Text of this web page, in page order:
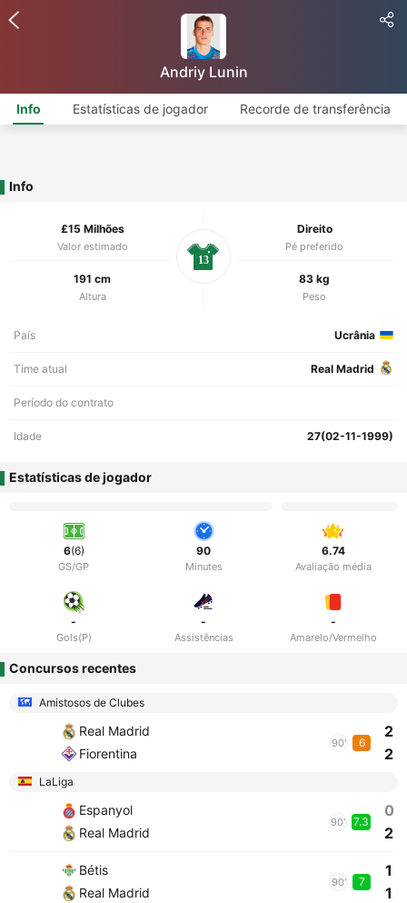
Andriy Lunin
Info Estatísticas de jogador Recorde de transferência
Info
£15 Milhões
Valor estimado
Direito
Pé preferido
191 cm
Altura
83 kg
Peso
13
País Ucrânia
Time atual Real Madrid
Período do contrato
Idade 27(02-11-1999)
Estatísticas de jogador
6(6)
GS/GP
90
Minutes
6.74
Avaliação média
-
Gols(P)
-
Assistências
-
Amarelo/Vermelho
Concursos recentes
Amistosos de Clubes
Real Madrid
Fiorentina
90' 6
2
2
LaLiga
Espanyol
Real Madrid
90' 7.3
0
2
Bétis
Real Madrid
90' 7
1
1